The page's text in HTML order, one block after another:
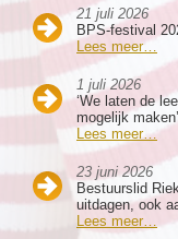
21 juli 2026
BPS-festival
Lees meer…
1 juli 2026
‘We laten de
mogelijk
Lees meer…
23 juni 2026
Bestuurslid
uitdagen, ook
Lees meer…